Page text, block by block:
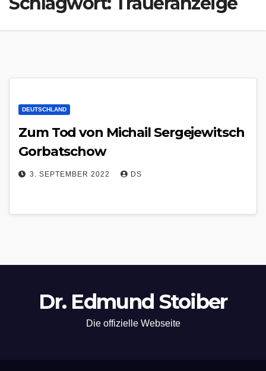
DEUTSCHLAND
Zum Tod von Michail Sergejewitsch
Gorbatschow
3. SEPTEMBER 2022 DS
Dr. Edmund Stoiber
Die offizielle Webseite